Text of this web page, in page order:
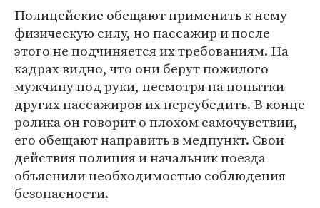
Полицейские обещают применить к нему
физическую силу, но пассажир и после
этого не подчиняется их требованиям. На
кадрах видно, что они берут пожилого
мужчину под руки, несмотря на попытки
других пассажиров их переубедить. В конце
ролика он говорит о плохом самочувствии,
его обещают направить в медпункт. Свои
действия полиция и начальник поезда
объяснили необходимостью соблюдения
безопасности.